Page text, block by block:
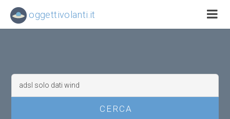
oggettivolanti.it